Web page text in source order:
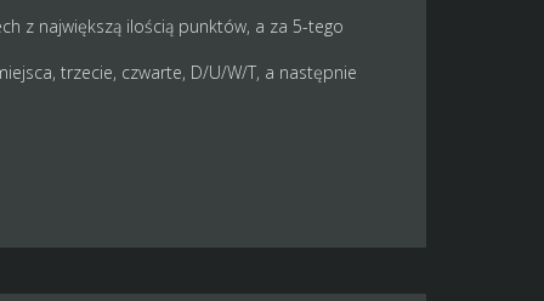
z największą ilością punktów, a za 5-tego
trzecie, czwarte, D/U/W/T, a następnie